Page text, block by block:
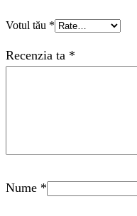
Votul tău *
Recenzia ta *
Nume *